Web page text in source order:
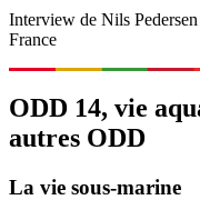
Interview de Nils
France
ODD 14, vie
autres ODD
La vie sous-marine